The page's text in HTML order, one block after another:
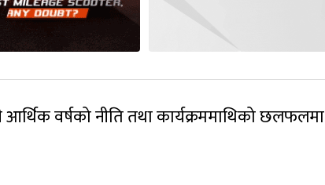
वर्षको नीति तथा कार्यक्रममाथिको छलफलमा